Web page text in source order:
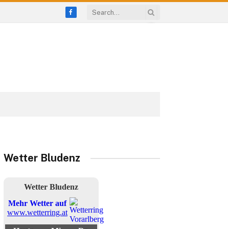
Facebook
Wetter Bludenz